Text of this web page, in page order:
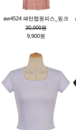
aw4524 패턴랩원피스_핑크
30,000원
9,900원